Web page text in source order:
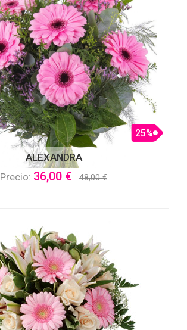
ALEXANDRA
25%
Precio: 36,00 € 48,00 €